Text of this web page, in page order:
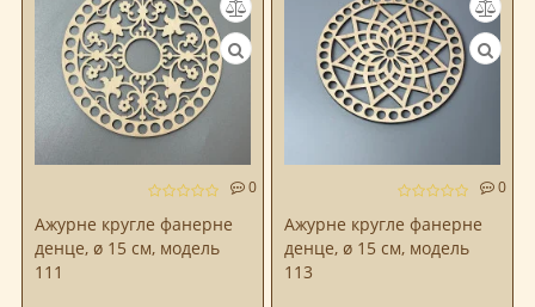
0
Ажурне кругле фанерне
денце, ø 15 см, модель
111
0
Ажурне кругле фанерне
денце, ø 15 см, модель
113